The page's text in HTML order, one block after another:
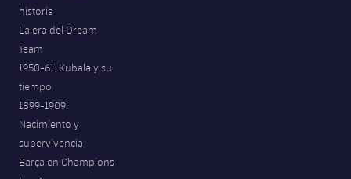
historia
La era del Dream
Team
1950-61. Kubala y su
tiempo
1899-1909.
Nacimiento y
supervivencia
Barça en Champions